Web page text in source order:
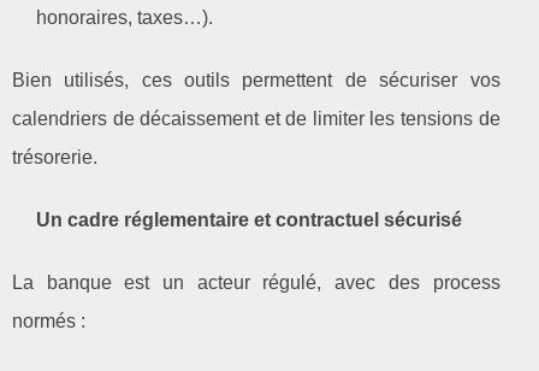
honoraires, taxes…).
Bien utilisés, ces outils permettent de sécuriser vos
calendriers de décaissement et de limiter les tensions de
trésorerie.
Un cadre réglementaire et contractuel sécurisé
La banque est un acteur régulé, avec des process
normés :